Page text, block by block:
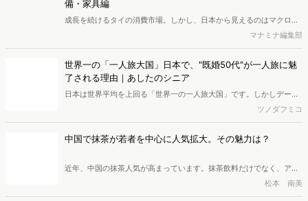
備・家具編
成⻑を続けるタイの消費市場。しかし、⽇本から⾒えるのはマクロ統
計や店頭の⾵景までで、消費者が家の中で実際に何を使い、何にこだ
美容家電・キッチン・家具の3 領域にフォーカスし、2 つのアンケー
トと投稿写真の分析により、タイの暮らしの実態を調査しました。※
本レポートは記事のフォームから無料でダウンロードできます。
マナミナ編集部
世界一の「一人旅大国」日本で、"既婚50代"が一人旅に魅
了される理由｜あしたのシニア
日本は世界平均を上回る「世界一の一人旅大国」です。しかしデータ
が示す意外な担い手は「既婚の50代」。帰る場所がある彼らは、なぜ
わけではなく、自由な時間のなかであえて「待つ人を想う」という既
婚者ならではのインサイトが隠されていました。本記事では最新デー
迫ります。
ツノダフミコ
中国で抹茶が若者を中心に人気拡大。その魅力は？
近年、中国の抹茶人気が高まっています。抹茶飲料だけでなく、アイ
ス、ジェラート、チョコ、ラテ、お酒など数えきれないほどの抹茶商
松本 南美